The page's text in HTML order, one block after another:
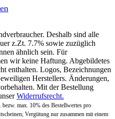
Deshalb sind alle
z.Zt. 7.7% sowie zuzüglich
ähnlich sein. Für
wir keine Haftung. Abgebildetes
enthalten. Logos, Bezeichnungen
Herstellers. Änderungen,
Mit der Bestellung
Widerrufsrecht.
max. 10% des Bestellwertes pro
Vergütung nur zusammen mit einem